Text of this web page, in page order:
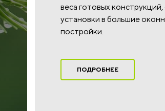
веса готовых
установки в большие
постройки.
ПОДРОБНЕЕ